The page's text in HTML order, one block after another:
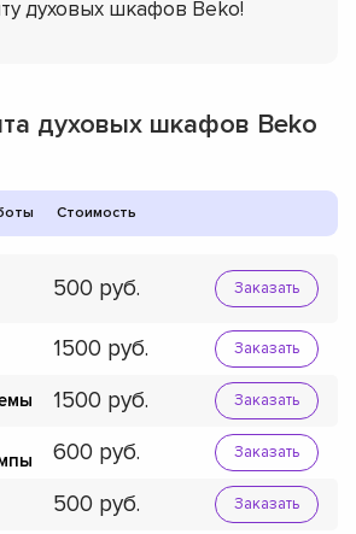
духовых шкафов Beko!
духовых шкафов Beko
Стоимость
500 Заказать
1500 Заказать
1500 Заказать
600 Заказать
500 Заказать